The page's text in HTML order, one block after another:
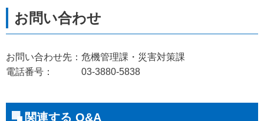
お問い合わせ先：危機管理課・災害対策課
電話番号： 03-3880-5838
関連する Q&A